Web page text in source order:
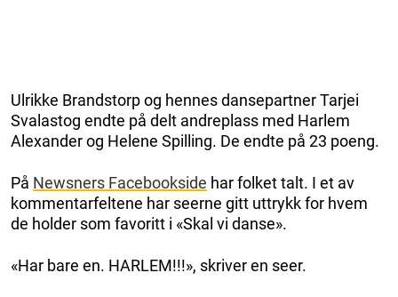
Ulrikke Brandstorp og hennes dansepartner Tarjei
Svalastog endte på delt andreplass med Harlem
Alexander og Helene Spilling. De endte på 23 poeng.
På Newsners Facebookside har folket talt. I et av
kommentarfeltene har seerne gitt uttrykk for hvem
de holder som favoritt i «Skal vi danse».
«Har bare en. HARLEM!!!», skriver en seer.